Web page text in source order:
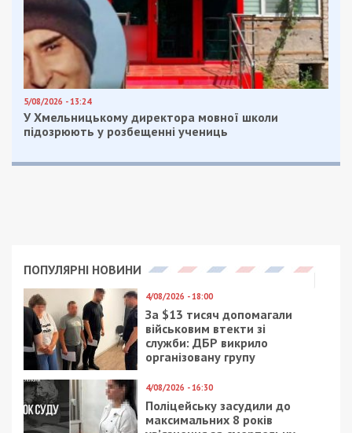
фото, видео
Facebook
Telegram
Twitter
WhatsApp
ViberEmail
Категории: Суспільство| Метки:метро
Рекламні блоки дають нам змогу
залишатися незалежними ЗМІ, а вам -
отримувати найсвіжіші новини під ними.
Приєднуйтесь також до 49000 в Google News. Слідкуйте